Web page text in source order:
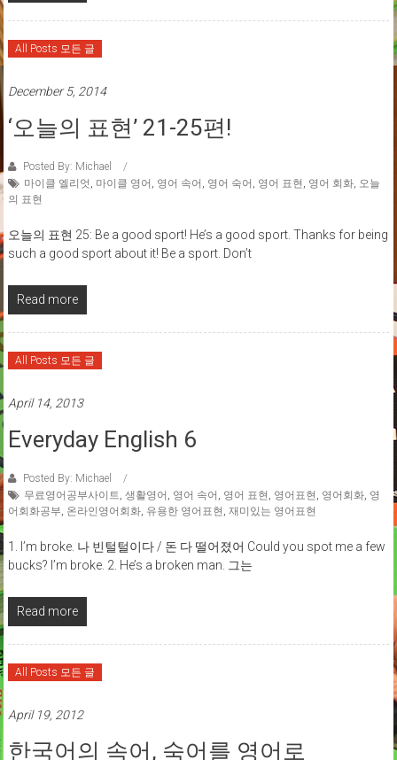
All Posts 모든 글
December 5, 2014
‘오늘의 표현’ 21-25편!
Posted By: Michael
마이클 엘리엇 , 마이클 영어 , 영어 속어 , 영어 숙어 , 영어 표현 , 영어 회화, 오늘
의 표현
오늘의 표현 25: Be a good sport! He’s a good sport. Thanks for being
such a good sport about it! Be a sport. Don’t
Read more
All Posts 모든 글
April 14, 2013
Everyday English 6
Posted By: Michael
무료영어공부사이트, 생활영어 , 영어 속어 , 영어 표현 , 영어표현 , 영어회화, 영
어회화공부, 온라인영어회화, 유용한 영어표현 , 재미있는 영어표현
1. I’m broke. 나 빈털털이다 / 돈 다 떨어졌어 Could you spot me a few
bucks? I’m broke. 2. He’s a broken man. 그는
Read more
All Posts 모든 글
April 19, 2012
한국어의 속어, 숙어를 영어로